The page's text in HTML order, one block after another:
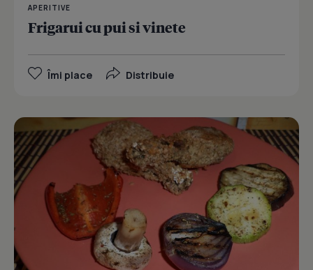
APERITIVE
Frigarui cu pui si vinete
Îmi place Distribuie